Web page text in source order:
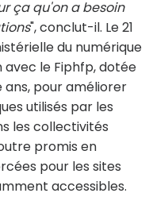
ça qu'on a besoin
", conclut-il. Le 21
du numérique
avec le Fiphfp, dotée
ans, pour améliorer
utilisés par les
les collectivités
promis en
pour les sites
accessibles.